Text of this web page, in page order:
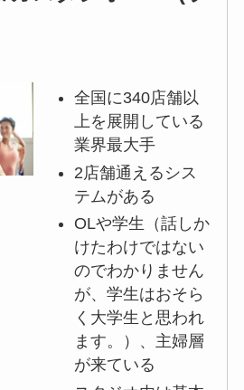
全国に340店舗以
上を展開している
業界最大手
2店舗通えるシス
テムがある
OLや学生（話しか
けたわけではない
のでわかりません
が、学生はおそら
く大学生と思われ
ます。）、主婦層
が来ている